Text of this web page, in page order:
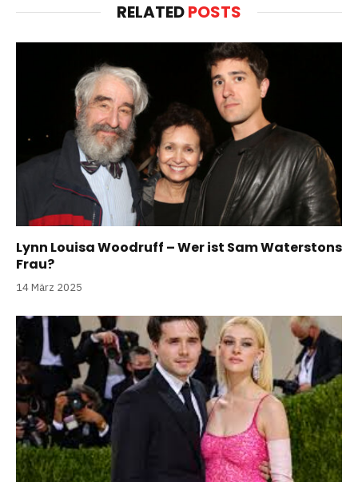
RELATEDPOSTS
Lynn Louisa Woodruff – Wer ist Sam Waterstons
Frau?
14 März 2025